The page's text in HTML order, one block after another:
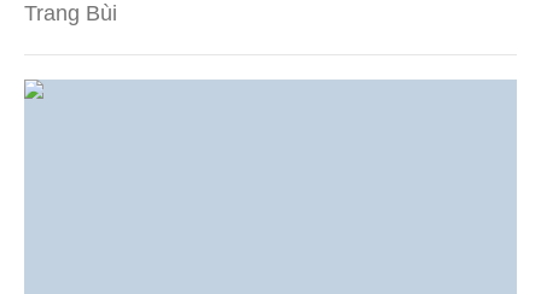
Trang Bùi